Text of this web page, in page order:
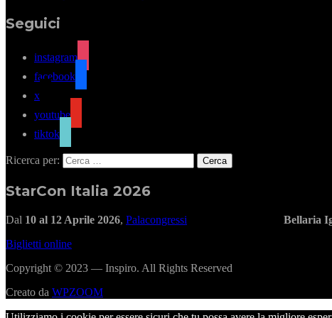
Seguici
instagram
facebook
x
youtube
tiktok
Ricerca per:
StarCon Italia 2026
Dal 10 al 12 Aprile 2026, Palacongressi
Bellaria
Biglietti online
Copyright © 2023 — Inspiro. All Rights Reserved
Creato da WPZOOM